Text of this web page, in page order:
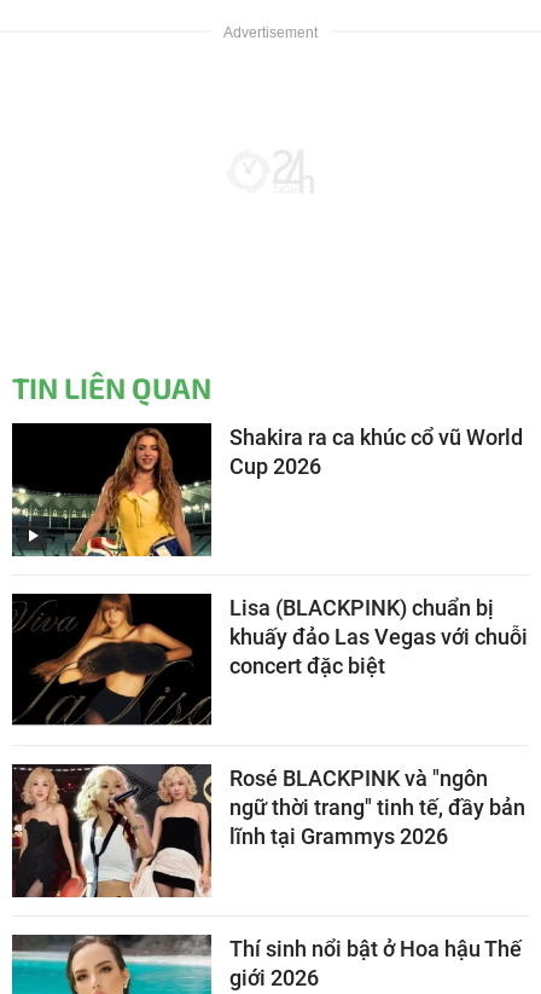
TIN LIÊN QUAN
Shakira ra ca khúc cổ vũ World
Cup 2026
Lisa (BLACKPINK) chuẩn bị
khuấy đảo Las Vegas với chuỗi
concert đặc biệt
Rosé BLACKPINK và "ngôn
ngữ thời trang" tinh tế, đầy bản
lĩnh tại Grammys 2026
Thí sinh nổi bật ở Hoa hậu Thế
giới 2026